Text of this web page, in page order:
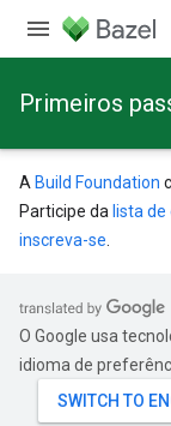
Primeiros
A Build Foundation
Participe da lista
inscreva-se
O Google usa
idioma de